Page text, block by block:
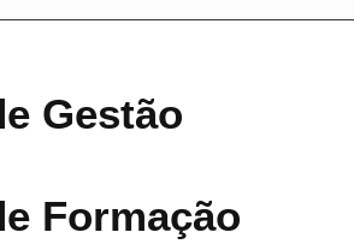
Gestão
Formação